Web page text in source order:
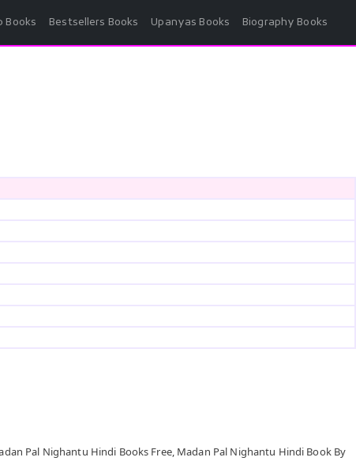
Books Bestsellers Books Upanyas Books Biography Books
Pal Nighantu Hindi Books Free, Madan Pal Nighantu Hindi Book By